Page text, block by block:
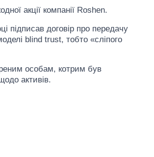
акції компанії Roshen.
підписав договір про передачу
blind trust, тобто «сліпого
особам, котрим був
активів.